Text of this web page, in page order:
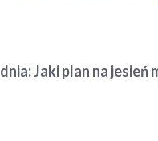
Jaki plan na jesień